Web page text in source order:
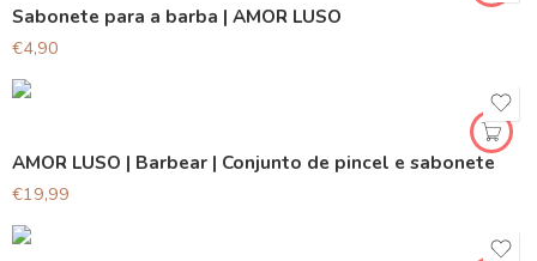
Sabonete para a barba | AMOR LUSO
€4,90
AMOR LUSO | Barbear | Conjunto de pincel e sabonete
€19,99